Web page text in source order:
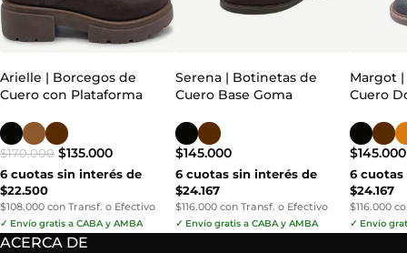
Arielle | Borcegos de
Cuero con Plataforma
$170.000 $135.000
6 cuotas sin interés de
$22.500
$108.000 con Transf. o Efectivo
✓ Envío gratis a CABA y AMBA
Serena | Botinetas de
Cuero Base Goma
$145.000
6 cuotas sin interés de
$24.167
$116.000 con Transf. o Efectivo
✓ Envío gratis a CABA y AMBA
Margot
Cuero
$145.000
6 cuotas
$24.167
$116.000
✓ Envío
ACERCA DE